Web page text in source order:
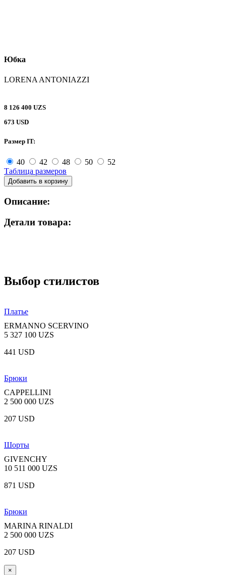
Юбка
LORENA ANTONIAZZI
8 126 400 UZS
673 USD
Размер IT:
40 42 48 50
52
Таблица размеров
Добавить в корзину
Описание:
Детали товара:
Выбор стилистов
Платье
ERMANNO SCERVINO
5 327 100 UZS
441 USD
Брюки
CAPPELLINI
2 500 000 UZS
207 USD
Шорты
GIVENCHY
10 511 000 UZS
871 USD
Брюки
MARINA RINALDI
2 500 000 UZS
207 USD
×